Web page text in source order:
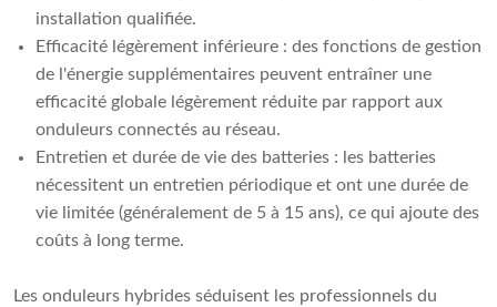
installation qualifiée.
Efficacité légèrement inférieure : des fonctions de gestion
de l'énergie supplémentaires peuvent entraîner une
efficacité globale légèrement réduite par rapport aux
onduleurs connectés au réseau.
Entretien et durée de vie des batteries : les batteries
nécessitent un entretien périodique et ont une durée de
vie limitée (généralement de 5 à 15 ans), ce qui ajoute des
coûts à long terme.
Les onduleurs hybrides séduisent les professionnels du